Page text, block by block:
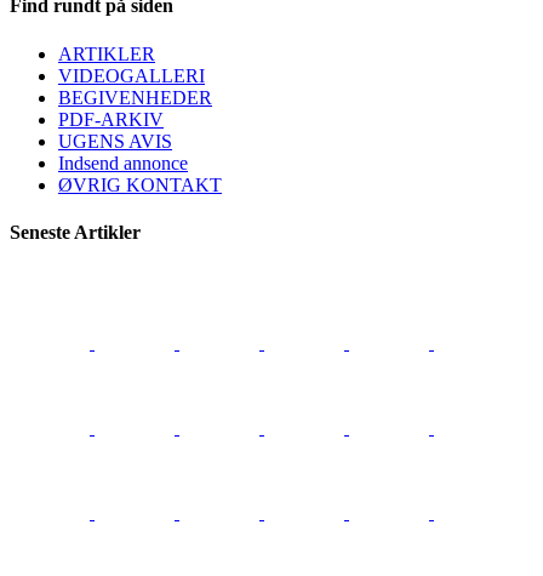
Facebook
X
LinkedIn
E-
Find rundt på siden
ARTIKLER
VIDEOGALLERI
BEGIVENHEDER
PDF-ARKIV
UGENS AVIS
Indsend annonce
ØVRIG KONTAKT
Seneste Artikler